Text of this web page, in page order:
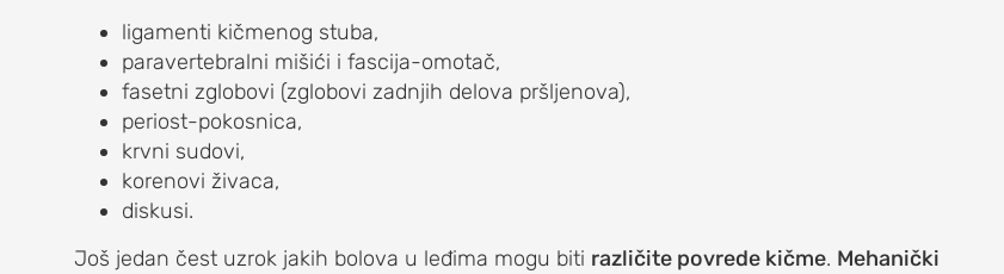
ligamenti kičmenog stuba,
paravertebralni mišići i fascija-omotač,
fasetni zglobovi (zglobovi zadnjih delova pršljenova),
periost-pokosnica,
krvni sudovi,
korenovi živaca,
diskusi.
Još jedan čest uzrok jakih bolova u leđima mogu biti različite povrede kičme. Mehanički